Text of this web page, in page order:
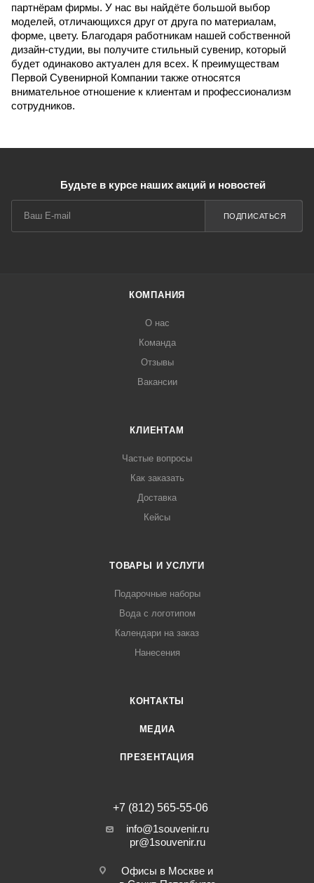
партнёрам фирмы. У нас вы найдёте большой выбор
моделей, отличающихся друг от друга по материалам,
форме, цвету. Благодаря работникам нашей собственной
дизайн-студии, вы получите стильный сувенир, который
будет одинаково актуален для всех. К преимуществам
Первой Сувенирной Компании также относятся
внимательное отношение к клиентам и профессионализм
сотрудников.
Будьте в курсе наших акций и новостей
ПОДПИСАТЬСЯ
КОМПАНИЯ
О нас
Команда
Отзывы
Вакансии
КЛИЕНТАМ
Частые вопросы
Как заказать
Доставка
Кейсы
ТОВАРЫ И УСЛУГИ
Подарочные наборы
Вода с логотипом
Календари на заказ
Нанесения
КОНТАКТЫ
МЕДИА
ПРЕЗЕНТАЦИЯ
+7 (812) 565-55-06
info@1souvenir.ru
pr@1souvenir.ru
Офисы в Москве и